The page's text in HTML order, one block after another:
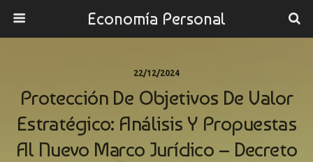
Economía Personal
22/12/2024
Protección De Objetivos De Valor
Estratégico: Análisis Y Propuestas
Al Nuevo Marco Jurídico – Decreto